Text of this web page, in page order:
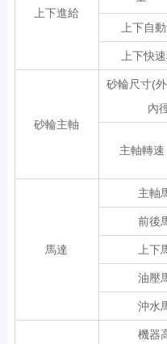
上下進給
上下自
上下快
砂輪主軸
砂輪尺寸(
內
主軸轉速
馬達
主軸
前後
上下
油壓
沖水
機器